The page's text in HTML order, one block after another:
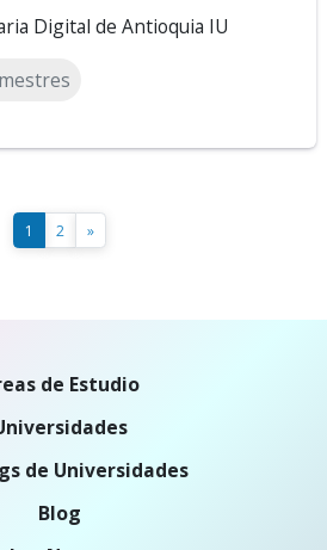
Digital de Antioquia IU
1 2 »
de Estudio
de Universidades
Blog